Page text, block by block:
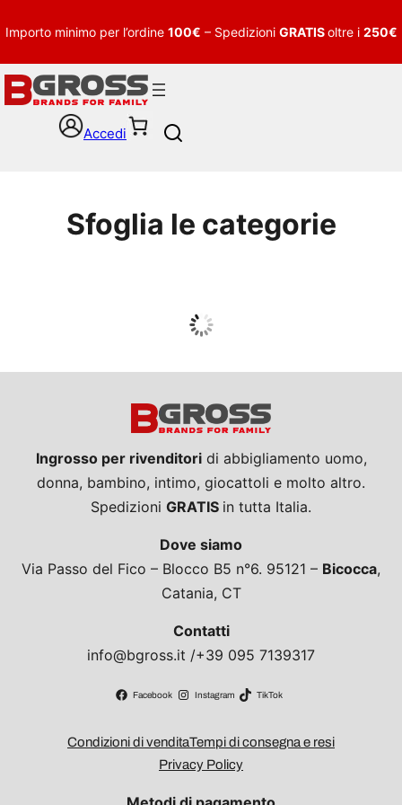
Importo minimo per l’ordine 100€ – Spedizioni GRATISoltre i 250€
Accedi
h
Sfoglia le categorie
Guarda tutto
Ingrosso per rivenditoridi abbigliamento uomo,
donna, bambino, intimo, giocattoli e molto altro.
Spedizioni GRATIS in tutta Italia.
Dove siamo
Via Passo del Fico – Blocco B5 n°6. 95121 – Bicocca,
Catania, CT
Contatti
info@bgross.it /+39 095 7139317
Facebook Instagram TikTok
Condizioni di venditaTempi di consegna e resi
Privacy Policy